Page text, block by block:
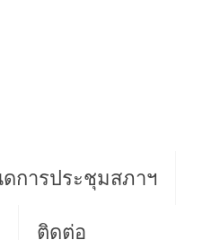
การประชุมสภาฯ
ติดต่อ